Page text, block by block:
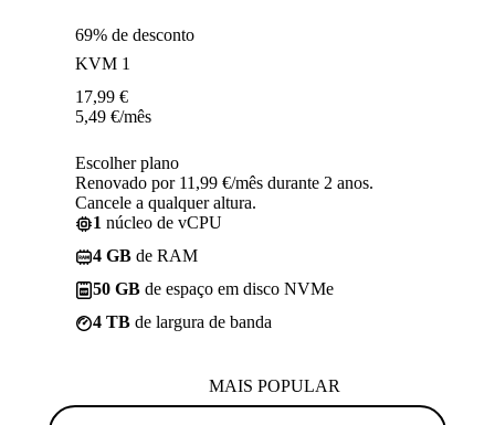
69% de desconto
KVM 1
17,99 €
5,49 €/mês
Escolher plano
Renovado por 11,99 €/mês durante 2 anos.
Cancele a qualquer altura.
1 núcleo de vCPU
4 GB de RAM
50 GB de espaço em disco NVMe
4 TB de largura de banda
MAIS POPULAR